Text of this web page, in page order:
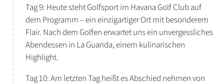
Tag 9: Heute steht Golfsport im Havana Golf Club auf
dem Programm – ein einzigartiger Ort mit besonderem
Flair. Nach dem Golfen erwartet uns ein unvergessliches
Abendessen in La Guarida, einem kulinarischen
Highlight.
Tag 10: Am letzten Tag heißt es Abschied nehmen von